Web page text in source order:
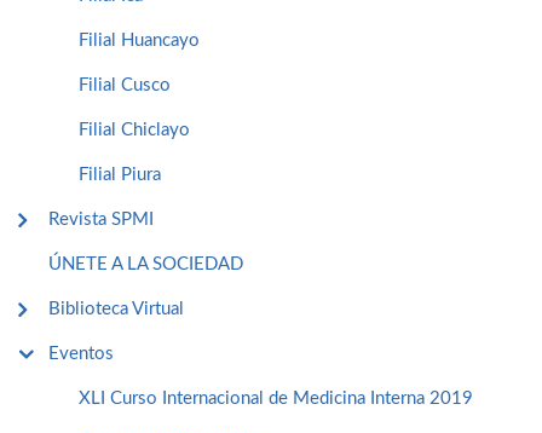
Filial Huancayo
Filial Cusco
Filial Chiclayo
Filial Piura
Revista SPMI
ÚNETE A LA SOCIEDAD
Biblioteca Virtual
Eventos
XLI Curso Internacional de Medicina Interna 2019